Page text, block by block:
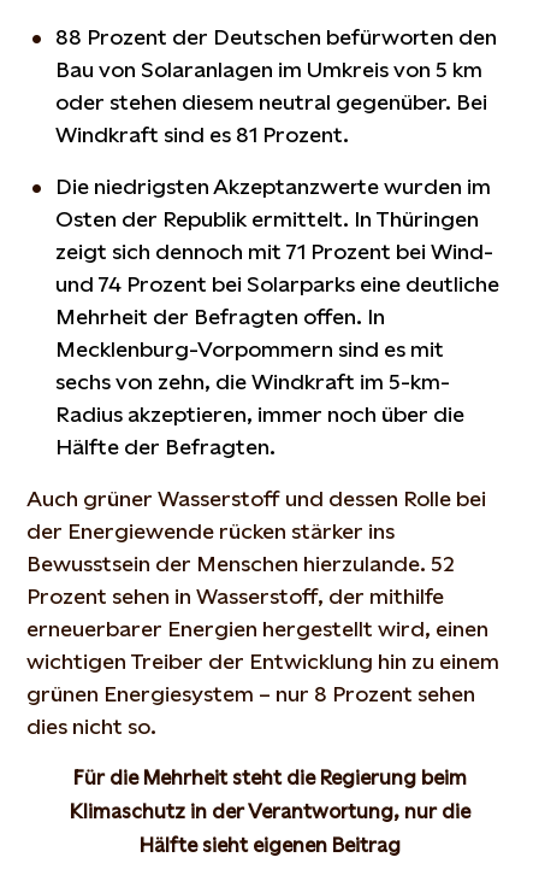
88 Prozent der Deutschen befürworten den
Bau von Solaranlagen im Umkreis von 5 km
oder stehen diesem neutral gegenüber. Bei
Windkraft sind es 81 Prozent.
Die niedrigsten Akzeptanzwerte wurden im
Osten der Republik ermittelt. In Thüringen
zeigt sich dennoch mit 71 Prozent bei Wind-
und 74 Prozent bei Solarparks eine deutliche
Mehrheit der Befragten offen. In
Mecklenburg-Vorpommern sind es mit
sechs von zehn, die Windkraft im 5-km-
Radius akzeptieren, immer noch über die
Hälfte der Befragten.
Auch grüner Wasserstoff und dessen Rolle bei
der Energiewende rücken stärker ins
Bewusstsein der Menschen hierzulande. 52
Prozent sehen in Wasserstoff, der mithilfe
erneuerbarer Energien hergestellt wird, einen
wichtigen Treiber der Entwicklung hin zu einem
grünen Energiesystem – nur 8 Prozent sehen
dies nicht so.
Für die Mehrheit steht die Regierung beim
Klimaschutz in der Verantwortung, nur die
Hälftesieht eigenen Beitrag